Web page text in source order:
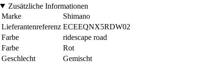
Zusätzliche Informationen
Marke
Shimano
Lieferantenreferenz ECEEQNX5RDW02
Farbe
ridescape road
Farbe
Rot
Geschlecht
Gemischt